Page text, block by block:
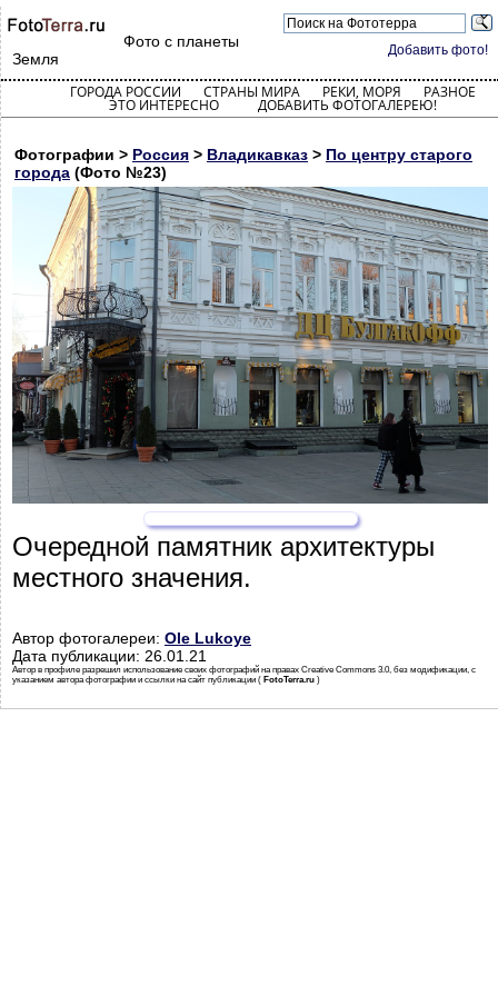
Добавить фото!
Фото с планеты
Земля
ГОРОДА РОССИИ СТРАНЫ МИРА РЕКИ, МОРЯ РАЗНОЕ
ЭТО ИНТЕРЕСНО ДОБАВИТЬ ФОТОГАЛЕРЕЮ!
Фотографии > Россия > Владикавказ > По центру старого
города (Фото №23)
Очередной памятник архитектуры
местного значения.
Автор фотогалереи: Ole Lukoye
Дата публикации: 26.01.21
Автор в профиле разрешил использование своих фотографий на правах Creative Commons 3.0, без модификации, с
указанием автора фотографии и ссылки на сайт публикации ( FotoTerra.ru )